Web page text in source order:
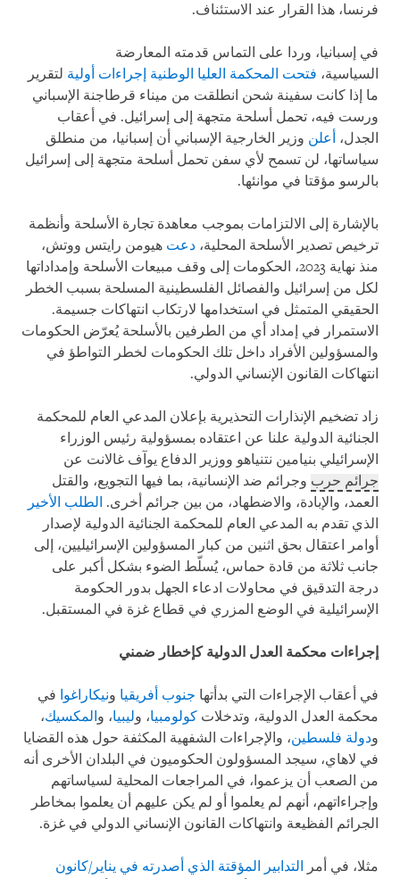
فرنسا، هذا القرار عند الاستئناف.
في إسبانيا، وردا على التماس قدمته المعارضة
السياسية، فتحت المحكمة العليا الوطنية إجراءات أولية لتقرير
ما إذا كانت سفينة شحن انطلقت من ميناء قرطاجنة الإسباني
ورست فيه، تحمل أسلحة متجهة إلى إسرائيل. في أعقاب
الجدل، أعلن وزير الخارجية الإسباني أن إسبانيا، من منطلق
سياساتها، لن تسمح لأي سفن تحمل أسلحة متجهة إلى إسرائيل
بالرسو مؤقتا في موانئها.
بالإشارة إلى الالتزامات بموجب معاهدة تجارة الأسلحة وأنظمة
ترخيص تصدير الأسلحة المحلية، دعت هيومن رايتس ووتش،
منذ نهاية 2023، الحكومات إلى وقف مبيعات الأسلحة وإمداداتها
لكل من إسرائيل والفصائل الفلسطينية المسلحة بسبب الخطر
الحقيقي المتمثل في استخدامها لارتكاب انتهاكات جسيمة.
الاستمرار في إمداد أي من الطرفين بالأسلحة يُعرّض الحكومات
والمسؤولين الأفراد داخل تلك الحكومات لخطر التواطؤ في
انتهاكات القانون الإنساني الدولي.
زاد تضخيم الإنذارات التحذيرية بإعلان المدعي العام للمحكمة
الجنائية الدولية علنا عن اعتقاده بمسؤولية رئيس الوزراء
الإسرائيلي بنيامين نتنياهو ووزير الدفاع يوآف غالانت عن
جرائم حرب وجرائم ضد الإنسانية، بما فيها التجويع، والقتل
العمد، والإبادة، والاضطهاد، من بين جرائم أخرى. الطلب الأخير
الذي تقدم به المدعي العام للمحكمة الجنائية الدولية لإصدار
أوامر اعتقال بحق اثنين من كبار المسؤولين الإسرائيليين، إلى
جانب ثلاثة من قادة حماس، يُسلّط الضوء بشكل أكبر على
درجة التدقيق في محاولات ادعاء الجهل بدور الحكومة
الإسرائيلية في الوضع المزري في قطاع غزة في المستقبل.
إجراءات محكمة العدل الدولية كإخطار ضمني
في أعقاب الإجراءات التي بدأتها جنوب أفريقيا ونيكاراغوا في
محكمة العدل الدولية، وتدخلات كولومبيا، وليبيا، والمكسيك،
ودولة فلسطين، والإجراءات الشفهية المكثفة حول هذه القضايا
في لاهاي، سيجد المسؤولون الحكوميون في البلدان الأخرى أنه
من الصعب أن يزعموا، في المراجعات المحلية لسياساتهم
وإجراءاتهم، أنهم لم يعلموا أو لم يكن عليهم أن يعلموا بمخاطر
الجرائم الفظيعة وانتهاكات القانون الإنساني الدولي في غزة.
مثلا، في أمر التدابير المؤقتة الذي أصدرته في يناير/كانون